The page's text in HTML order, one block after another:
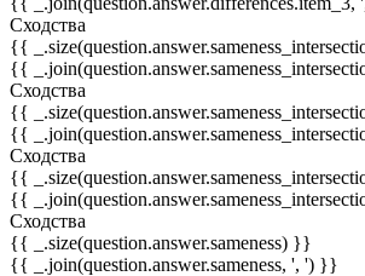
Сходства
{{
{{
Сходства
{{
{{
Сходства
{{
{{
Сходства
{{ _.size(question.answer.sameness) }}
{{ _.join(question.answer.sameness, ', ') }}